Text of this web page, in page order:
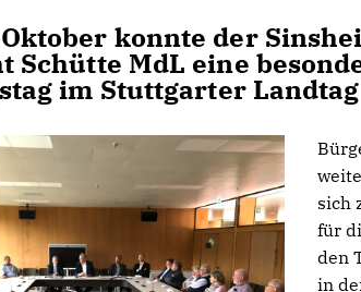
konnte der
Schütte MdL eine
im Stuttgarter
sich
für
den
in